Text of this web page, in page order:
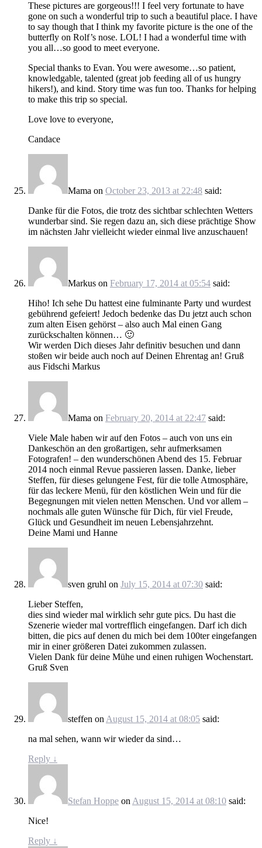
These pictures are gorgeous!!! I feel very fortunate to have
gone on such a wonderful trip to such a beautiful place. I have
to say though that I think my favorite picture is the one of the
butterfly on Rolf’s nose. LOL! I had a wonderful time with
you all…so good to meet everyone.
Special thanks to Evan. You were awesome…so patient,
knowledgable, talented (great job feeding all of us hungry
hikers!), and kind. Story time was fun too. Thanks for helping
to make this trip so special.
Love love to everyone,
Candace
Mama on October 23, 2013 at 22:48 said:
Danke für die Fotos, die trotz des sichtbar schlechten Wetters
wunderbar sind. Sie regen dazu an, sich diese prächtige Show
im nächsten Jahr vielleicht wieder einmal live anzuschauen!
Markus on February 17, 2014 at 05:54 said:
Hiho! Ich sehe Du hattest eine fulminante Party und wurdest
gebührend gefeiert! Jedoch bedenke das Du jetzt auch schon
zum alten Eisen gehörst – also auch Mal einen Gang
zurückschalten können… 🙂
Wir werden Dich dieses Jahr definitiv besuchen und dann
stoßen wir beide auch noch auf Deinen Ehrentag an! Gruß
aus Fidschi Markus
Mama on February 20, 2014 at 22:47 said:
Viele Male haben wir auf den Fotos – auch von uns ein
Dankeschön an den großartigen, sehr aufmerksamen
Fotografen! – den wunderschönen Abend des 15. Februar
2014 noch einmal Revue passieren lassen. Danke, lieber
Steffen, für dieses gelungene Fest, für die tolle Atmosphäre,
für das leckere Menü, für den köstlichen Wein und für die
Begegnungen mit vielen netten Menschen. Und vor allem –
nochmals alle guten Wünsche für Dich, für viel Freude,
Glück und Gesundheit im neuen Lebensjahrzehnt.
Deine Mami und Hanne
sven gruhl on July 15, 2014 at 07:30 said:
Lieber Steffen,
dies sind wieder mal wirklich sehr gute pics. Du hast die
Szenerie wieder mal vortrefflich eingefangen. Darf ich dich
bitten, die pics auf denen du mich bei dem 100ter eingefangen
mir in einer größeren Datei zukommen zulassen.
Vielen Dank für deine Mühe und einen ruhigen Wochenstart.
Gruß Sven
steffen on August 15, 2014 at 08:05 said:
na mal sehen, wann wir wieder da sind…
Reply ↓
Stefan Hoppe on August 15, 2014 at 08:10 said:
Nice!
Reply ↓